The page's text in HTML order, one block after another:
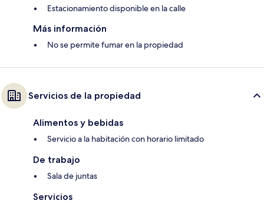
Estacionamiento disponible en la calle
Más información
No se permite fumar en la propiedad
Servicios de la propiedad
Alimentos y bebidas
Servicio a la habitación con horario limitado
De trabajo
Sala de juntas
Servicios